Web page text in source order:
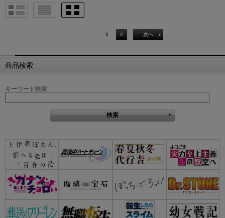
1 2 次へ
商品検索
キーワード検索